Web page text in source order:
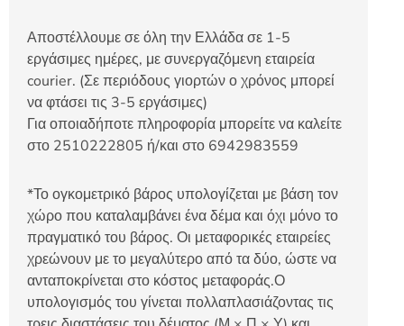
Αποστέλλουμε σε όλη την Ελλάδα σε 1-5
εργάσιμες ημέρες, με συνεργαζόμενη εταιρεία
courier. (Σε περιόδους γιορτών ο χρόνος μπορεί
να φτάσει τις 3-5 εργάσιμες)
Για οποιαδήποτε πληροφορία μπορείτε να καλείτε
στο 2510222805 ή/και στο 6942983559
*Το ογκομετρικό βάρος υπολογίζεται με βάση τον
χώρο που καταλαμβάνει ένα δέμα και όχι μόνο το
πραγματικό του βάρος. Οι μεταφορικές εταιρείες
χρεώνουν με το μεγαλύτερο από τα δύο, ώστε να
ανταποκρίνεται στο κόστος μεταφοράς.Ο
υπολογισμός του γίνεται πολλαπλασιάζοντας τις